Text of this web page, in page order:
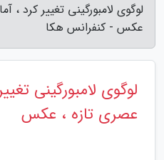
لوگوی لامبورگینی تغییر کرد ،
عکس - کنفرانس هکا
لوگوی لامبورگینی
عصری تازه ، عکس